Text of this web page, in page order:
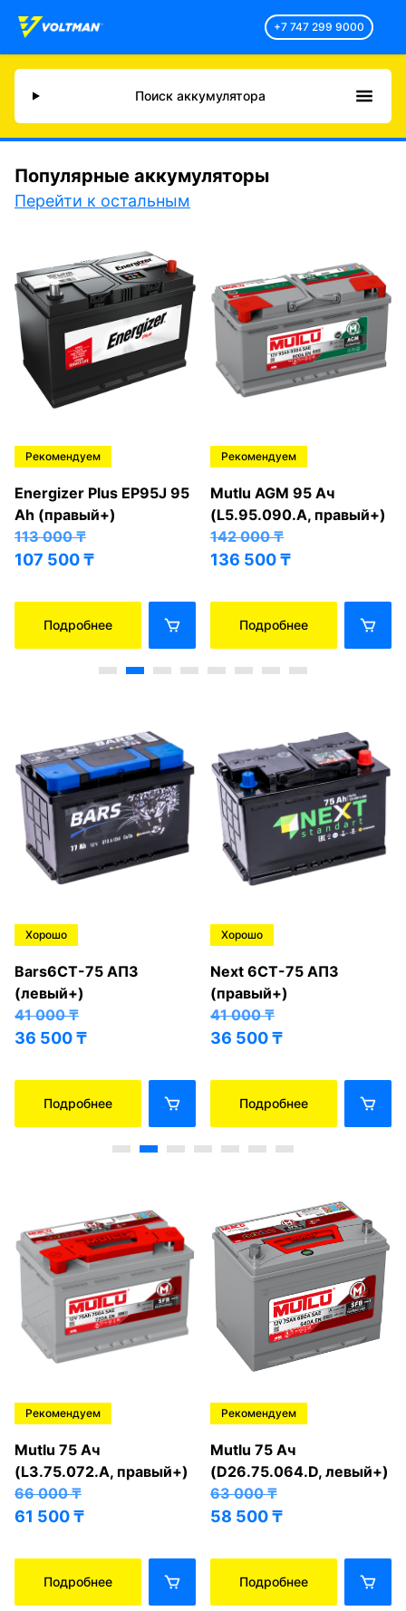
+7 747 299 9000
Поиск аккумулятора
Популярные аккумуляторы
Перейти к остальным
Рекомендуем
Energizer Plus EP95J 95
Ah (правый+)
113 000₸
107 500₸
Подробнее
Рекомендуем
Mutlu AGM 95 Ач
(L5.95.090.A, правый+)
142 000₸
136 500₸
Подробнее
Хорошо
Bars6СТ-75 АПЗ
(левый+)
41 000₸
36 500₸
Подробнее
Хорошо
Next 6СТ-75 АПЗ
(правый+)
41 000₸
36 500₸
Подробнее
Рекомендуем
Mutlu 75 Ач
(L3.75.072.A, правый+)
66 000₸
61 500₸
Подробнее
Рекомендуем
Mutlu 75 Ач
(D26.75.064.D, левый+)
63 000₸
58 500₸
Подробнее